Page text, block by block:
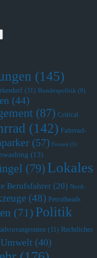
(145)
(11) Bundespolitik (9)
(44)
(87) Critical
(142) Fahrrad-
(57) Freizeit (5)
(13)
(79) Lokales
Berufsfahrer (20) Nord-
(48) Petrolheads
(71) Politik
(11) Rechtliches
Umwelt (40)